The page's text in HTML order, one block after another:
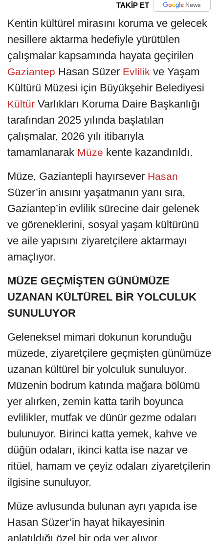
TAKİP ET
Kentin kültürel mirasını koruma ve gelecek
nesillere aktarma hedefiyle yürütülen
çalışmalar kapsamında hayata geçirilen
Gaziantep Hasan Süzer Evlilik ve Yaşam
Kültürü Müzesi için Büyükşehir Belediyesi
Kültür Varlıkları Koruma Daire Başkanlığı
tarafından 2025 yılında başlatılan
çalışmalar, 2026 yılı itibarıyla
tamamlanarak Müze kente kazandırıldı.
Müze, Gaziantepli hayırsever Hasan
Süzer’in anısını yaşatmanın yanı sıra,
Gaziantep’in evlilik sürecine dair gelenek
ve göreneklerini, sosyal yaşam kültürünü
ve aile yapısını ziyaretçilere aktarmayı
amaçlıyor.
MÜZE GEÇMİŞTEN GÜNÜMÜZE
UZANAN KÜLTÜREL BİR YOLCULUK
SUNULUYOR
Geleneksel mimari dokunun korunduğu
müzede, ziyaretçilere geçmişten günümüze
uzanan kültürel bir yolculuk sunuluyor.
Müzenin bodrum katında mağara bölümü
yer alırken, zemin katta tarih boyunca
evlilikler, mutfak ve dünür gezme odaları
bulunuyor. Birinci katta yemek, kahve ve
düğün odaları, ikinci katta ise nazar ve
ritüel, hamam ve çeyiz odaları ziyaretçilerin
ilgisine sunuluyor.
Müze avlusunda bulunan ayrı yapıda ise
Hasan Süzer’in hayat hikayesinin
anlatıldığı özel bir oda yer alıyor.